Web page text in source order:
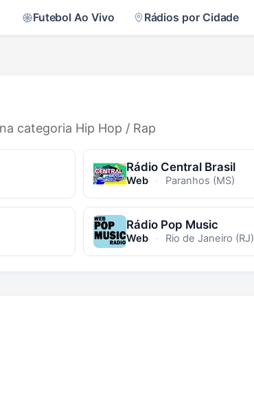
Futebol Ao Vivo Rádios por Cidade
categoria Hip Hop / Rap
Rádio Central Brasil
Web · Paranhos (MS)
Rádio Pop Music
Web · Rio de Janeiro (RJ)